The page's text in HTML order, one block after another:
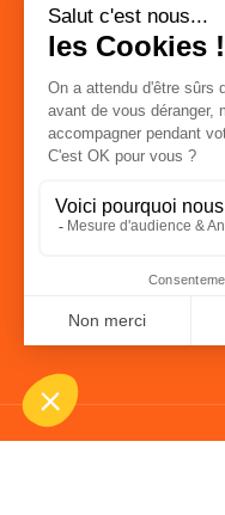
Epicerie
Maison
Bien-être
Livres
Solicadeaux